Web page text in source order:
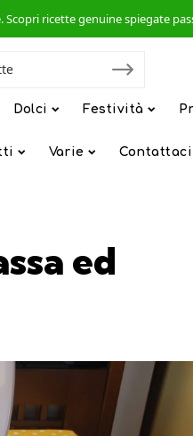
Scopri ricette genuine spiegate
Dolci Festività
Varie Contattaci
ed